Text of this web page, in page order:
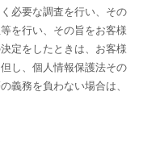
必要な調査を行い、その
を行い、その旨をお客様
定をしたときは、お客様
し、個人情報保護法その
義務を負わない場合は、